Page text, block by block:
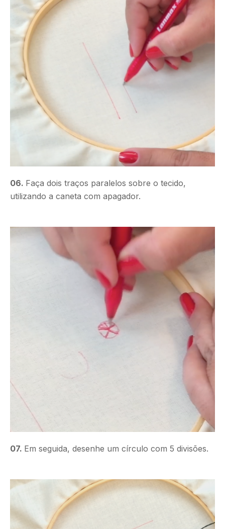
06. Faça dois traços paralelos sobre o tecido,
utilizando a caneta com apagador.
07. Em seguida, desenhe um círculo com 5 divisões.